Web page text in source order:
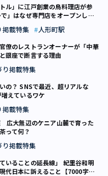
ル」に江戸創業の鳥料理店が参
」はなぜ専門店をオープンした
掲載特集 人形町駅
僚のレストランオーナーが「中華
銀座で断言する理由
り掲載特集
の？ SNSで最近、超リアルな
増えているワケ
掲載特集
広大無辺のケニア山麓で育った
って何？
り掲載特集
いることの延長線」 紀里谷和明
代日本に訴えること【7000字イ